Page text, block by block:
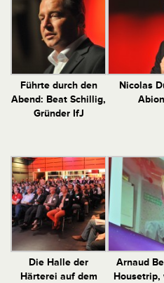
Führte durch den
Abend: Beat Schillig,
Gründer IfJ
Nicolas
Die Halle der
Härterei auf dem
Arnaud
Housetrip,